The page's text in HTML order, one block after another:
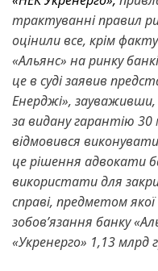
трактуванні правил
оцінили все, крім
«Альянс» на ринку
це в суді заявив
Енерджі»,
за видану гарантію
відмовився
це рішення адвокати
використати для
справі, предметом
зобов’язання банку
«Укренерго» 1,13 млрд